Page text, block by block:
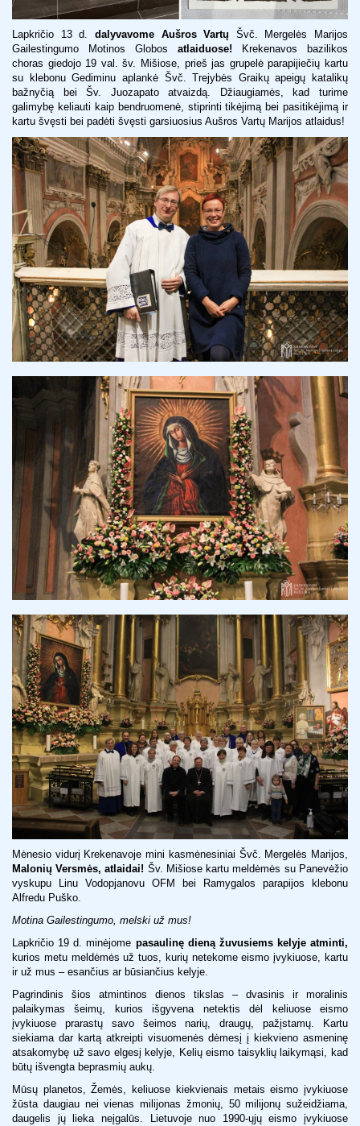
Lapkričio 13 d. dalyvavome Aušros Vartų Švč. Mergelės Marijos
Gailestingumo Motinos Globos atlaiduose! Krekenavos bazilikos
choras giedojo 19 val. šv. Mišiose, prieš jas grupelė parapijiečių kartu
su klebonu Gediminu aplankė Švč. Trejybės Graikų apeigų katalikų
bažnyčią bei Šv. Juozapato atvaizdą. Džiaugiamės, kad turime
galimybę keliauti kaip bendruomenė, stiprinti tikėjimą bei pasitikėjimą ir
kartu švęsti bei padėti švęsti garsiuosius Aušros Vartų Marijos atlaidus!
Mėnesio vidurį Krekenavoje mini kasmėnesiniai Švč. Mergelės Marijos,
Malonių Versmės, atlaidai! Šv. Mišiose kartu meldėmės su Panevėžio
vyskupu Linu Vodopjanovu OFM bei Ramygalos parapijos klebonu
Alfredu Puško.
Motina Gailestingumo, melski už mus!
Lapkričio 19 d. minėjome pasaulinę dieną žuvusiems kelyje atminti,
kurios metu meldėmės už tuos, kurių netekome eismo įvykiuose, kartu
ir už mus – esančius ar būsiančius kelyje.
Pagrindinis šios atmintinos dienos tikslas – dvasinis ir moralinis
palaikymas šeimų, kurios išgyvena netektis dėl keliuose eismo
įvykiuose prarastų savo šeimos narių, draugų, pažįstamų. Kartu
siekiama dar kartą atkreipti visuomenės dėmesį į kiekvieno asmeninę
atsakomybę už savo elgesį kelyje, Kelių eismo taisyklių laikymąsi, kad
būtų išvengta beprasmių aukų.
Mūsų planetos, Žemės, keliuose kiekvienais metais eismo įvykiuose
žūsta daugiau nei vienas milijonas žmonių, 50 milijonų sužeidžiama,
daugelis jų lieka neįgalūs. Lietuvoje nuo 1990-ųjų eismo įvykiuose